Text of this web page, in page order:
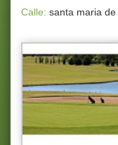
Calle: santa maria de